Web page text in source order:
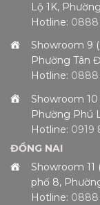
Lộ 1K,
Hotline: 0888
Showroom 9
Phường Tân
Hotline: 0888
Showroom
Phường Phú
Hotline: 0919
ĐỒNG NAI
Showroom
phố 8,
Hotline: 0888